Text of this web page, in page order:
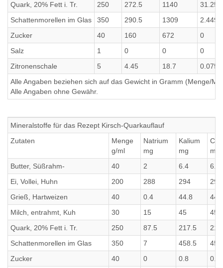
Quark, 20% Fett i. Tr.
250 272.5 1140
31.25
Schattenmorellen im Glas
350 290.5 1309
Zucker
40 160 672
0
Salz
1 0 0
0
Zitronenschale
5 4.45 18.7
Alle Angaben beziehen sich auf das Gewicht in Gramm (Menge/
Alle Angaben ohne Gewähr.
Mineralstoffe für das Rezept Kirsch-Quarkauflauf
Zutaten
Menge
g/ml
Natrium
mg
Kalium
mg
mg
Butter, Süßrahm-
40 2 6.4
6.4
Ei, Vollei, Huhn
200 288 294
294
Grieß, Hartweizen
40 0.4 44.8
Milch, entrahmt, Kuh
30 15 45
45
Quark, 20% Fett i. Tr.
250 87.5 217.5
Schattenmorellen im Glas
350 7 458.5
Zucker
40 0 0.8
0.8